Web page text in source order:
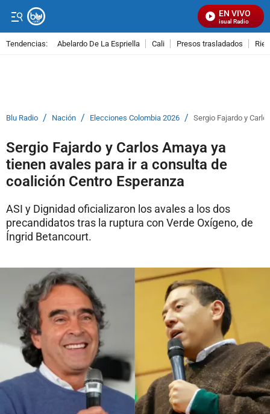
EN VIVO
Señal Visual Radio
Tendencias: Abelardo De La Espriella Cali Presos trasladados
Blu Radio / Nación / Elecciones Colombia 2026 / Sergio Fajardo y
Sergio Fajardo y Carlos Amaya ya
tienen avales para ir a consulta de
coalición Centro Esperanza
ASI y Dignidad oficializaron los avales a los dos
precandidatos tras la ruptura con Verde Oxígeno, de
Íngrid Betancourt.